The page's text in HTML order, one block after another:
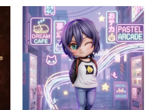
đến
3.850.000 ₫